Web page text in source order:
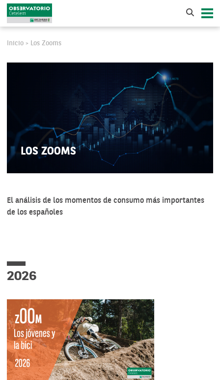
Inicio > Los Zooms
LOS ZOOMS
El análisis de los momentos de consumo más importantes
de los españoles
2026